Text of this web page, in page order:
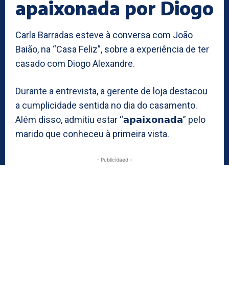
apaixonada por Diogo
Carla Barradas esteve à conversa com João
Baião, na “Casa Feliz”, sobre a experiência de ter
casado com Diogo Alexandre.
Durante a entrevista, a gerente de loja destacou
a cumplicidade sentida no dia do casamento.
Além disso, admitiu estar “𝗮𝗽𝗮𝗶𝘅𝗼𝗻𝗮𝗱𝗮” pelo
marido que conheceu à primeira vista.
- Publicidaed -